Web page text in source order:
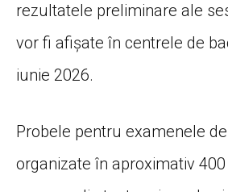
rezultatele preliminare ale
vor fi afișate în centrele de
iunie 2026.
Probele pentru examenele
organizate în aproximativ